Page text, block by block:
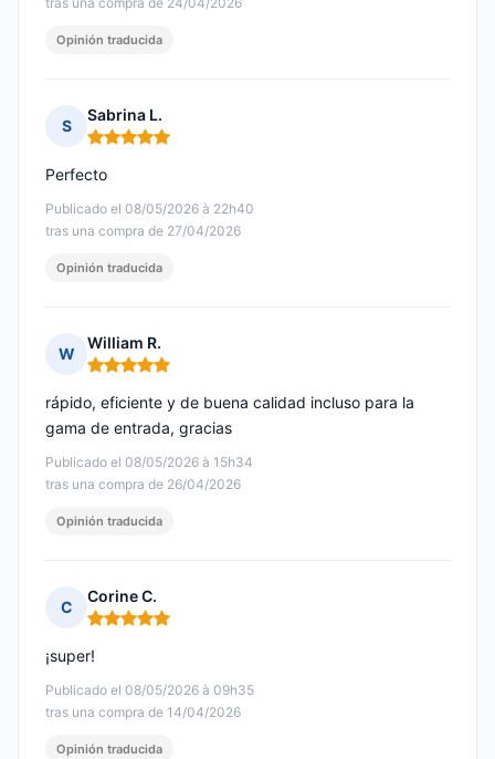
Opinión traducida
S
Sabrina L.
Nota: 5 de 5
Publicado el 08/05/2026 à 22h40
tras una compra de 27/04/2026
Perfecto
Opinión traducida
W
William R.
Nota: 5 de 5
Publicado el 08/05/2026 à 15h34
tras una compra de 26/04/2026
rápido, eficiente y de buena calidad incluso para la
gama de entrada, gracias
Opinión traducida
C
Corine C.
Nota: 5 de 5
Publicado el 08/05/2026 à 09h35
tras una compra de 14/04/2026
¡super!
Opinión traducida